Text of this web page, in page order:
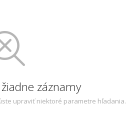
záznamy
upraviť niektoré parametre hľadania.